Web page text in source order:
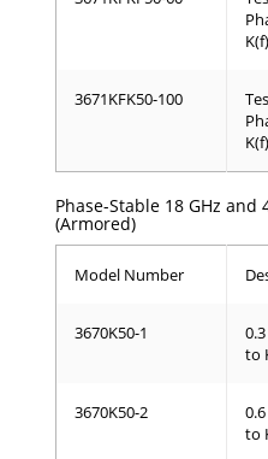
3671KFK50-100
Phase-Stable 18 GHz and
(Armored)
Model Number
3670K50-1
to
3670K50-2
to